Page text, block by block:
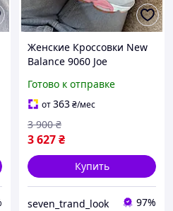
Женские Кроссовки New
Balance 9060 Joe
Baby Shower Blue 36-41
Готово к отправке
от363₴/мес
3 627₴
3 900 ₴
Купить
seven_trand_look 97%